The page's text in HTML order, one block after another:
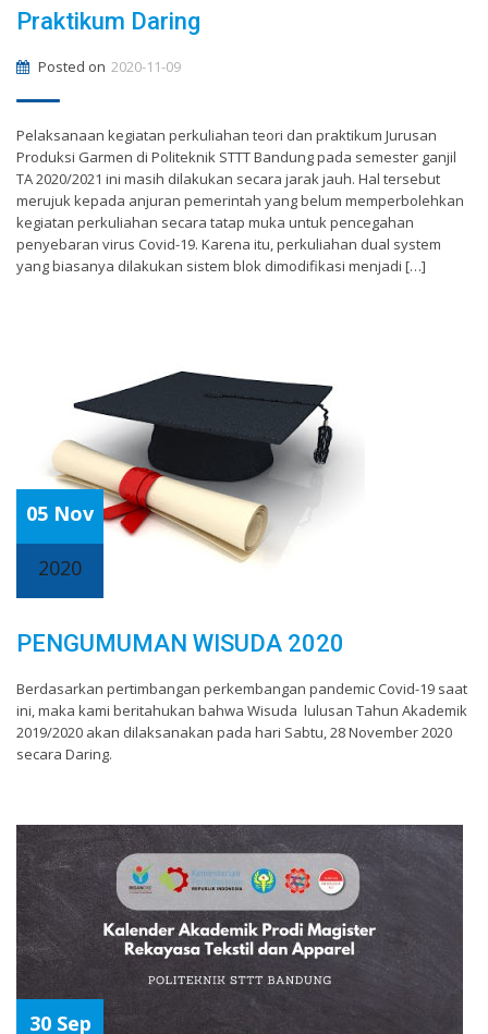
Praktikum Daring
Posted on 2020-11-09
Pelaksanaan kegiatan perkuliahan teori dan praktikum Jurusan
Produksi Garmen di Politeknik STTT Bandung pada semester ganjil
TA 2020/2021 ini masih dilakukan secara jarak jauh. Hal tersebut
merujuk kepada anjuran pemerintah yang belum memperbolehkan
kegiatan perkuliahan secara tatap muka untuk pencegahan
penyebaran virus Covid-19. Karena itu, perkuliahan dual system
yang biasanya dilakukan sistem blok dimodifikasi menjadi […]
05 Nov
2020
PENGUMUMAN WISUDA 2020
Berdasarkan pertimbangan perkembangan pandemic Covid-19 saat
ini, maka kami beritahukan bahwa Wisuda lulusan Tahun Akademik
2019/2020 akan dilaksanakan pada hari Sabtu, 28 November 2020
secara Daring.
30 Sep